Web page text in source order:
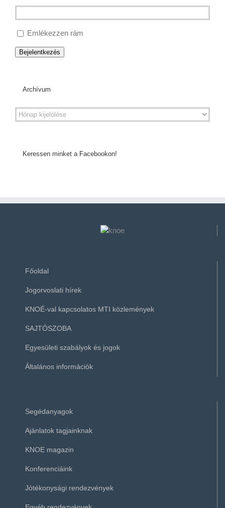
Emlékezzen rám
Bejelentkezés
Archívum
Keressen minket a Facebookon!
Főoldal
Jogorvoslati hírek
KNOÉ-val kapcsolatos MTI közlemények
SAJTÓSZOBA
Egyesületi szabályok és jogok
Általános információk
Segédanyagok
Ajánlatok tagjainknak
KNOE magazin
Konferenciáink
Jótékonysági rendezvények